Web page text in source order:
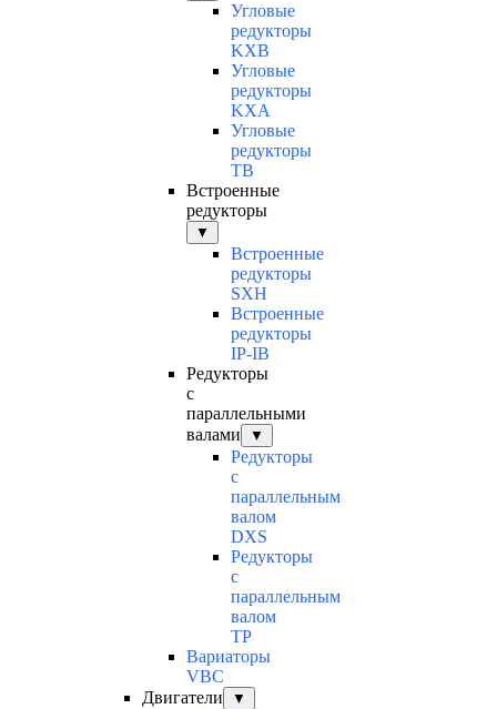
Угловые
редукторы
KXB
Угловые
редукторы
KXA
Угловые
редукторы
TB
Встроенные
редукторы
▼
Встроенные
редукторы
SXH
Встроенные
редукторы
IP-IB
Редукторы
с
параллельными
валами
▼
Редукторы
с
параллельным
валом
DXS
Редукторы
с
параллельным
валом
TP
Вариаторы
VBC
Двигатели
▼